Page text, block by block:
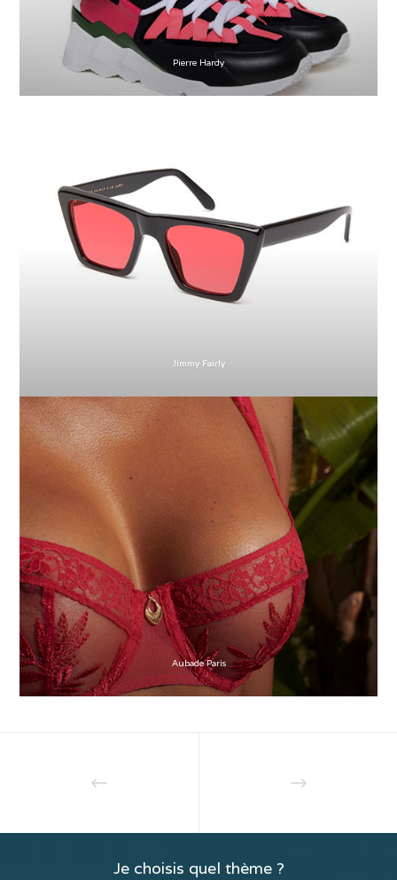
Pierre Hardy
Jimmy Fairly
Aubade Paris
Je choisis quel thème ?